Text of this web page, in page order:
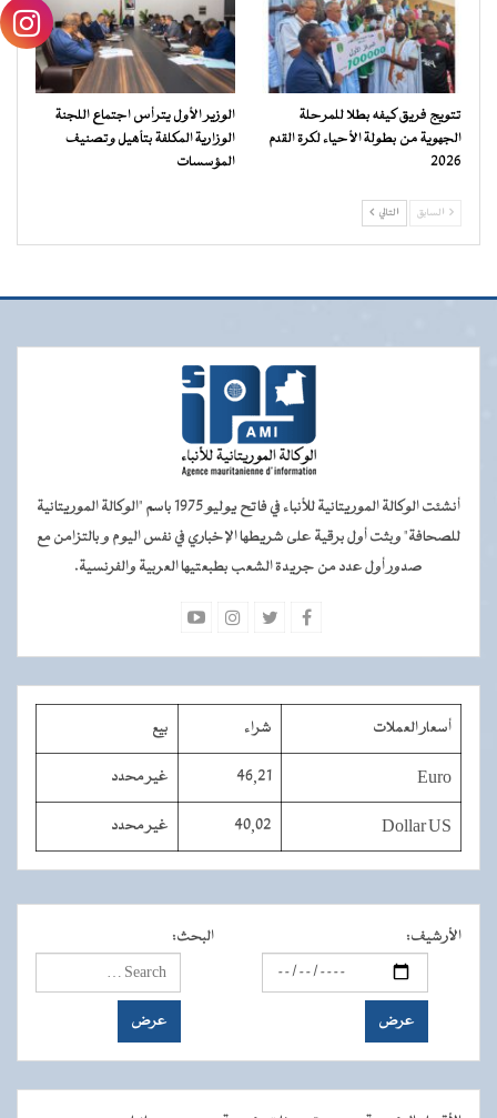
تتويج فريق كيفه بطلا للمرحلة
الجهوية من بطولة الأحياء لكرة القدم
2026
الوزير الأول يترأس اجتماع اللجنة
الوزارية المكلفة بتأهيل وتصنيف
المؤسسات
السابق التالي
أنشئت الوكالة الموريتانية للأنباء في فاتح يوليو 1975 باسم "الوكالة الموريتانية
للصحافة" وبثت أول برقية على شريطها الإخباري في نفس اليوم و بالتزامن مع
صدور أول عدد من جريدة الشعب بطبعتيها العربية والفرنسية.
أسعار العملات شراء بيع
Euro
46,21 غير محدد
Dollar US
40,02 غير محدد
الأرشيف: البحث: